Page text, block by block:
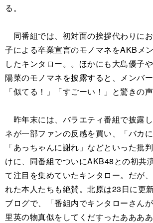
る。
同番組では、初対面の挨拶代わりに
子による卒業宣言のモノマネをAKBメ
したキンタロー。。ほかにも大島優子
陽菜のモノマネを披露すると、メンバ
「似てる！」「すごーい！」と驚きの声
昨年末には、バラエティ番組で披露
ネが一部ファンの反感を買い、「バカに
「あっちゃんに謝れ」などといった批
けに、同番組でついにAKB48との初共
て注目を集めていたキンタロー。だが
れた本人たちも絶賛。北原は23日に更
ブログで、「番組内でキンタローさん
里英の物真似をしてくだすったあああ